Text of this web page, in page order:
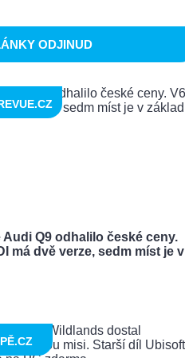
ODJINUD
Audi Q9 odhalilo české ceny.
má dvě verze, sedm míst je v